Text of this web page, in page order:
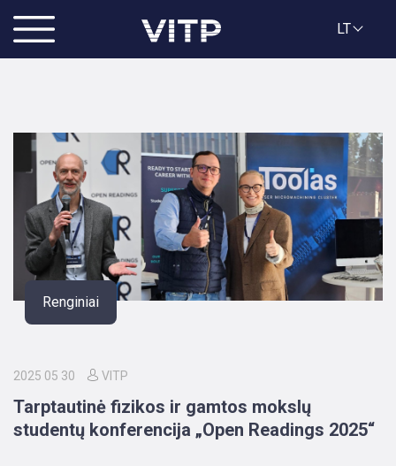
LT
Renginiai
2025 05 30 VITP
Tarptautinė fizikos ir gamtos mokslų
studentų konferencija „Open Readings 2025“